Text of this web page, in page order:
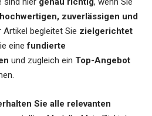
hochwertigen, zuverlässigen und
Artikel begleitet Sie zielgerichtet
einefundierte
und zugleich ein Top-Angebot
Sie alle relevanten